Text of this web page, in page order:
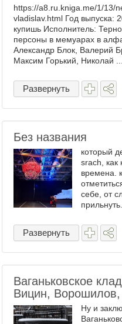
https://a8.ru.kniga.me/1/13/
vladislav.html Год выпуска:
купишь Исполнитель:
персоны в мемуарах в
Александр Блок, Валерий
Максим Горький, Николай ...
Развернуть
Без названия
который
srach, как
времена.
себе, от
как
чтоб ...
Развернуть
Ваганьковское
Вицин, Ворошилов,
Ну и